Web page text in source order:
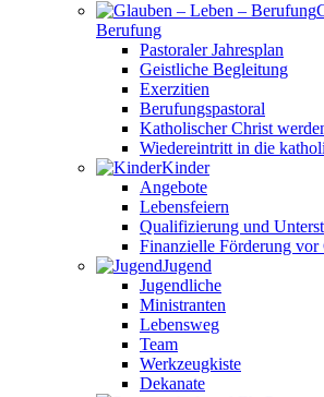
Berufung
Pastoraler Jahresplan
Geistliche Begleitung
Exerzitien
Berufungspastoral
Katholischer Christ
Wiedereintritt in die
Kinder
Angebote
Lebensfeiern
Qualifizierung und
Finanzielle Förderung vor
Jugend
Jugendliche
Ministranten
Lebensweg
Team
Werkzeugkiste
Dekanate